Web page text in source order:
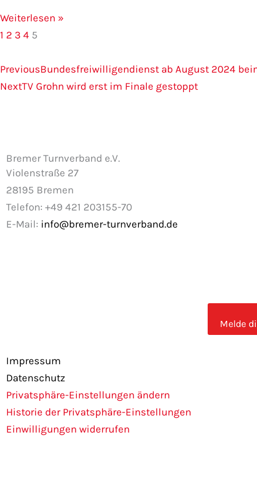
Weiterlesen »
1 2 3 4 5
Zurück
PreviousBundesfreiwilligendienst ab August 2024
NextTV Grohn wird erst im Finale gestoppt
Nächster
Bremer Turnverband e.V.
Violenstraße 27
28195 Bremen
Telefon: +49 421 203155-70
E-Mail: info@bremer-turnverband.de
e
b
o
t
a
g
Melde
Impressum
Datenschutz
Privatsphäre-Einstellungen ändern
Historie der Privatsphäre-Einstellungen
Einwilligungen widerrufen